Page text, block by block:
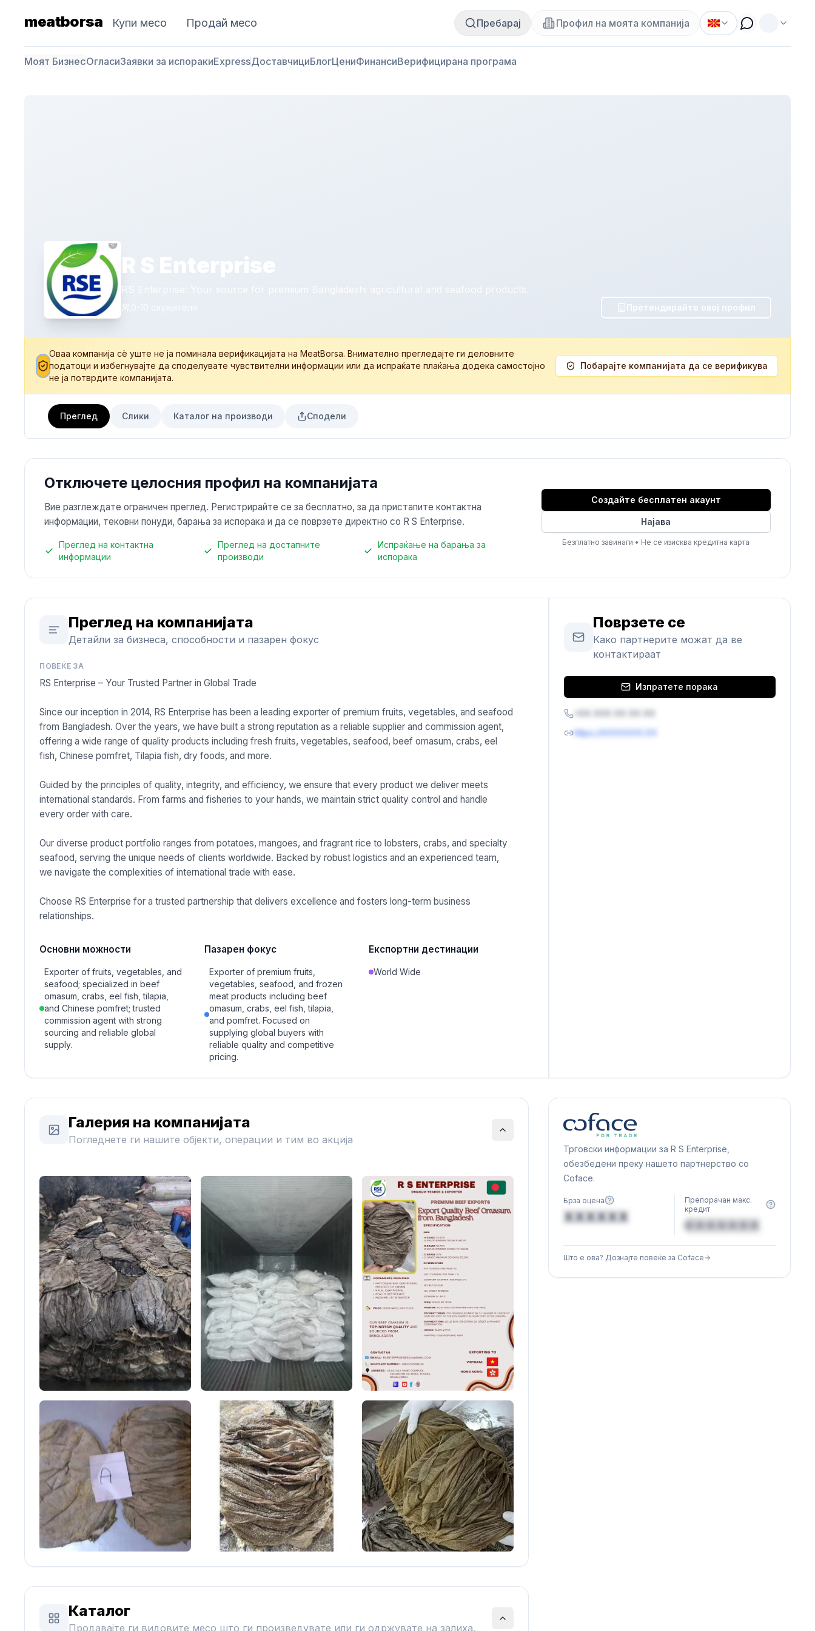
meatborsa Купи месо Продай месо Пребарај Профил на моята компанија
Моят БизнесОгласиЗаявки за испоракиExpressДоставчициБлогЦениФинансиВерифицирана програма
RS Enterprise: Your source for premium Bangladeshi agricultural and seafood products.
Претендирайте овој профил
Оваа компанија сè уште не ја поминала верификацијата на MeatBorsa. Внимателно прегледајте ги деловните
податоци и избегнувајте да споделувате чувствителни информации или да испраќате плаќања додека самостојно
не ја потврдите компанијата.
Побарајте компанијата да се верификува
Преглед Слики Каталог на производи Сподели
Отключете целосния профил на компанијата
Вие разглеждате ограничен преглед. Регистрирайте се за бесплатно, за да пристапите контактна
информации, тековни понуди, барања за испорака и да се поврзете директно со R S Enterprise.
Преглед на контактна
информации
Преглед на достапните
производи
Испраќање на барања за
испорака
Создайте бесплатен акаунт
Најава
Безплатно завинаги • Не се изисква кредитна карта
Преглед на компанијата
Детайли за бизнеса, способности и пазарен фокус
ПОВЕЌЕ ЗА
RS Enterprise – Your Trusted Partner in Global Trade
Since our inception in 2014, RS Enterprise has been a leading exporter of premium fruits, vegetables, and seafood
from Bangladesh. Over the years, we have built a strong reputation as a reliable supplier and commission agent,
offering a wide range of quality products including fresh fruits, vegetables, seafood, beef omasum, crabs, eel
fish, Chinese pomfret, Tilapia fish, dry foods, and more.
Guided by the principles of quality, integrity, and efficiency, we ensure that every product we deliver meets
international standards. From farms and fisheries to your hands, we maintain strict quality control and handle
every order with care.
Our diverse product portfolio ranges from potatoes, mangoes, and fragrant rice to lobsters, crabs, and specialty
seafood, serving the unique needs of clients worldwide. Backed by robust logistics and an experienced team,
we navigate the complexities of international trade with ease.
Choose RS Enterprise for a trusted partnership that delivers excellence and fosters long-term business
relationships.
Основни можности
Exporter of fruits, vegetables, and
seafood; specialized in beef
omasum, crabs, eel fish, tilapia,
and Chinese pomfret; trusted
commission agent with strong
sourcing and reliable global
supply.
Пазарен фокус
Exporter of premium fruits,
vegetables, seafood, and frozen
meat products including beef
omasum, crabs, eel fish, tilapia,
and pomfret. Focused on
supplying global buyers with
reliable quality and competitive
pricing.
Експортни дестинации
World Wide
Поврзете се
Како партнерите можат да ве
контактираат
Изпратете порака
+XX XXX XX XX XX
https://XXXXXXX.XX
Галерия на компанијата
Погледнете ги нашите објекти, операции и тим во акција
Каталог
Продавајте ги видовите месо што ги произведувате или ги одржувате на залиха.
Трговски информации за R S Enterprise,
обезбедени преку нашето партнерство со
Coface.
Брза оцена
XXXXXX
Препорачан макс.
кредит
€XXXXXX
Што е ова? Дознајте повеќе за Coface